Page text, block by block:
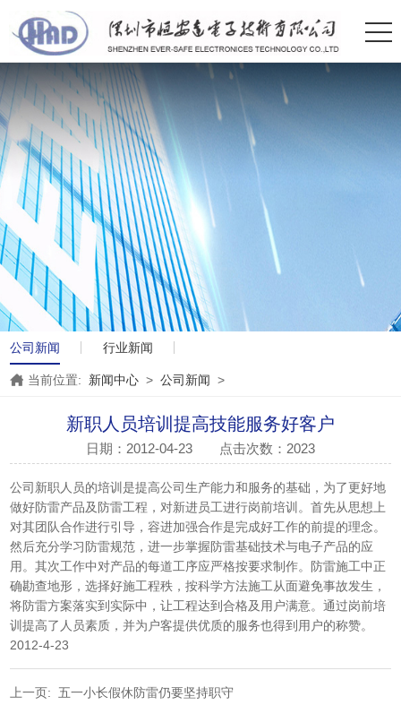
公司新闻 行业新闻
当前位置: 新闻中心 > 公司新闻 >
新职人员培训提高技能服务好客户
日期：2012-04-23 点击次数：2023
公司新职人员的培训是提高公司生产能力和服务的基础，为了更好地
做好防雷产品及防雷工程，对新进员工进行岗前培训。首先从思想上
对其团队合作进行引导，容进加强合作是完成好工作的前提的理念。
然后充分学习防雷规范，进一步掌握防雷基础技术与电子产品的应
用。其次工作中对产品的每道工序应严格按要求制作。防雷施工中正
确勘查地形，选择好施工程秩，按科学方法施工从面避免事故发生，
将防雷方案落实到实际中，让工程达到合格及用户满意。通过岗前培
训提高了人员素质，并为户客提供优质的服务也得到用户的称赞。
2012-4-23
上一页: 五一小长假休防雷仍要坚持职守